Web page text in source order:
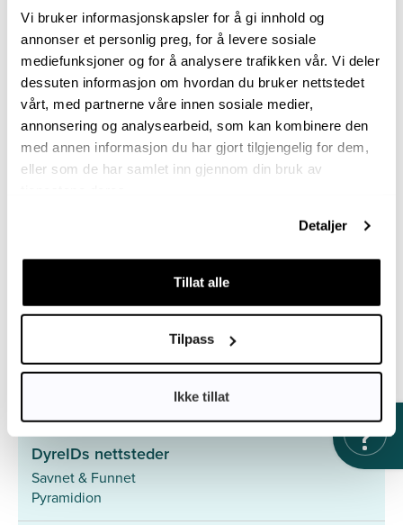
Vi bruker informasjonskapsler for å gi innhold og
annonser et personlig preg, for å levere sosiale
mediefunksjoner og for å analysere trafikken vår. Vi deler
dessuten informasjon om hvordan du bruker nettstedet
vårt, med partnerne våre innen sosiale medier,
annonsering og analysearbeid, som kan kombinere den
med annen informasjon du har gjort tilgjengelig for dem,
eller som de har samlet inn gjennom din bruk av
Detaljer
Tillat alle
Tilpass
Ikke tillat
Mandag - Torsdag: 10.00 - 14.00
Fredag: 09.00 - 11.30
Følg oss
Mer
Hjelpesenter
Søk med ID-nummer
Med hjerte for hunder på rømmen
Vi er medlem av Europetnet – det betyr at et kjæledyr
registrert hos DyreID også er søkbart i hele Europa.
DyreIDs nettsteder
Savnet & Funnet
Pyramidion